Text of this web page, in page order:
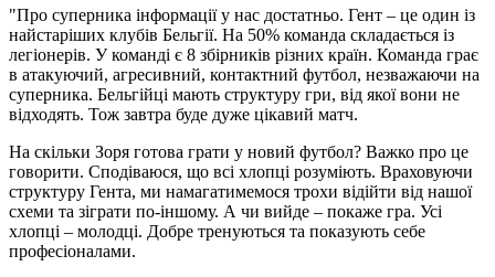
"Про суперника інформації у нас достатньо. Гент – це один із
найстаріших клубів Бельгії. На 50% команда складається із
легіонерів. У команді є 8 збірників різних країн. Команда грає
в атакуючий, агресивний, контактний футбол, незважаючи на
суперника. Бельгійці мають структуру гри, від якої вони не
відходять. Тож завтра буде дуже цікавий матч.
На скільки Зоря готова грати у новий футбол? Важко про це
говорити. Сподіваюся, що всі хлопці розуміють. Враховуючи
структуру Гента, ми намагатимемося трохи відійти від нашої
схеми та зіграти по-іншому. А чи вийде – покаже гра. Усі
хлопці – молодці. Добре тренуються та показують себе
професіоналами.